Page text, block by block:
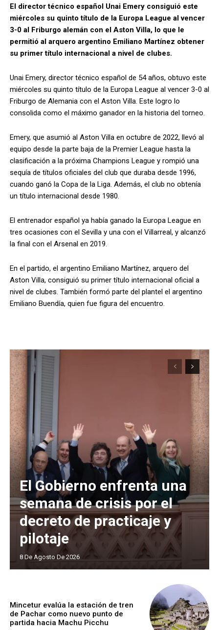
El director técnico español Unai Emery consiguió este
miércoles su quinto título de la Europa League al vencer
3-0 al Friburgo alemán con el Aston Villa, lo que le
permitió al arquero argentino Emiliano Martínez obtener
su primer título internacional a nivel de clubes.
Unai Emery, director técnico español de 54 años, obtuvo este
miércoles su quinto título de la Europa League al vencer 3-0 al
Friburgo de Alemania con el Aston Villa. Este logro lo
consolida como el máximo ganador en la historia del torneo.
Emery, que asumió al Aston Villa en octubre de 2022, llevó al
equipo desde la parte baja de la Premier League hasta la
clasificación a la próxima Champions League y rompió una
sequía de títulos oficiales del club que duraba desde 1996,
cuando ganó la Copa de la Liga. Además, el club no obtenía
un título internacional desde 1980.
El entrenador español ya había ganado la Europa League en
tres ocasiones con el Sevilla y una con el Villarreal, y alcanzó
la final con el Arsenal en 2019.
En el partido, el argentino Emiliano Martínez, arquero del
Aston Villa, consiguió su primer título internacional oficial a
nivel de clubes. También formó parte del plantel el argentino
Emiliano Buendía, quien fue figura del encuentro.
El Gobierno enfrenta una
semana de crisis por el
decreto de practicaje y
pilotaje
8 De Agosto De 2026
Mincetur evalúa la estación de tren
de Pachar como nuevo punto de
partida hacia Machu Picchu